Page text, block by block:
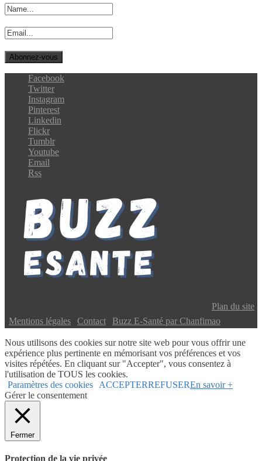
Facebook
Twitter
Instagram
Pinterest
Linkedin
Flickr
Tumblr
Youtube
Email
Rss
Plan du site
Mentions légales Contact Buzz E-Santé par Chanfimao
Nous utilisons des cookies sur notre site web pour vous offrir une
expérience plus pertinente en mémorisant vos préférences et vos
visites répétées. En cliquant sur "Accepter", vous consentez à
l'utilisation de TOUS les cookies.
Paramètres des cookies
ACCEPTERREFUSEREn savoir +
Gérer le consentement
Fermer
Protection de la vie privée